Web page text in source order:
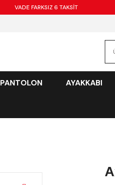
VADE FARKSIZ 6 TAKSİT
PANTOLON AYAKKABI